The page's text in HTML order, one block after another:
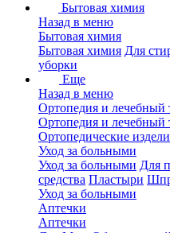
Бытовая химия
Назад в меню
Бытовая химия
Бытовая химия Для
уборки
Еще
Назад в меню
Ортопедия и лечебный
Ортопедия и лечебный
Ортопедические
Уход за больными
Уход за больными Для
средства Пластыри
Уход за больными
Аптечки
Аптечки